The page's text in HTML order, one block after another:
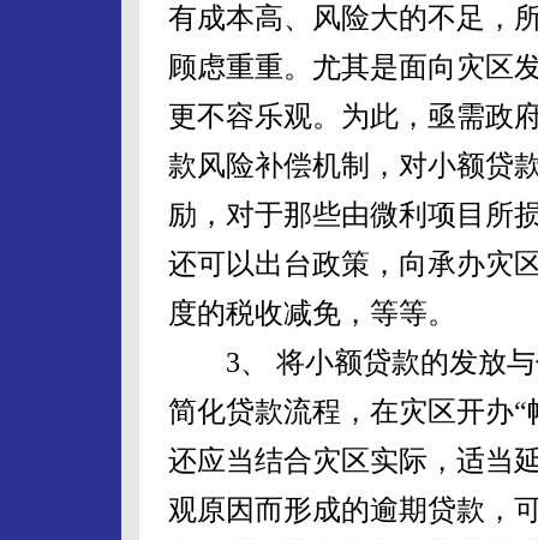
有成本高、风险大的不足，
顾虑重重。尤其是面向灾区
更不容乐观。为此，亟需政
款风险补偿机制，对小额贷
励，对于那些由微利项目所
还可以出台政策，向承办灾
度的税收减免，等等。
3、 将小额贷款的发放与
简化贷款流程，在灾区开办
还应当结合灾区实际，适当
观原因而形成的逾期贷款，